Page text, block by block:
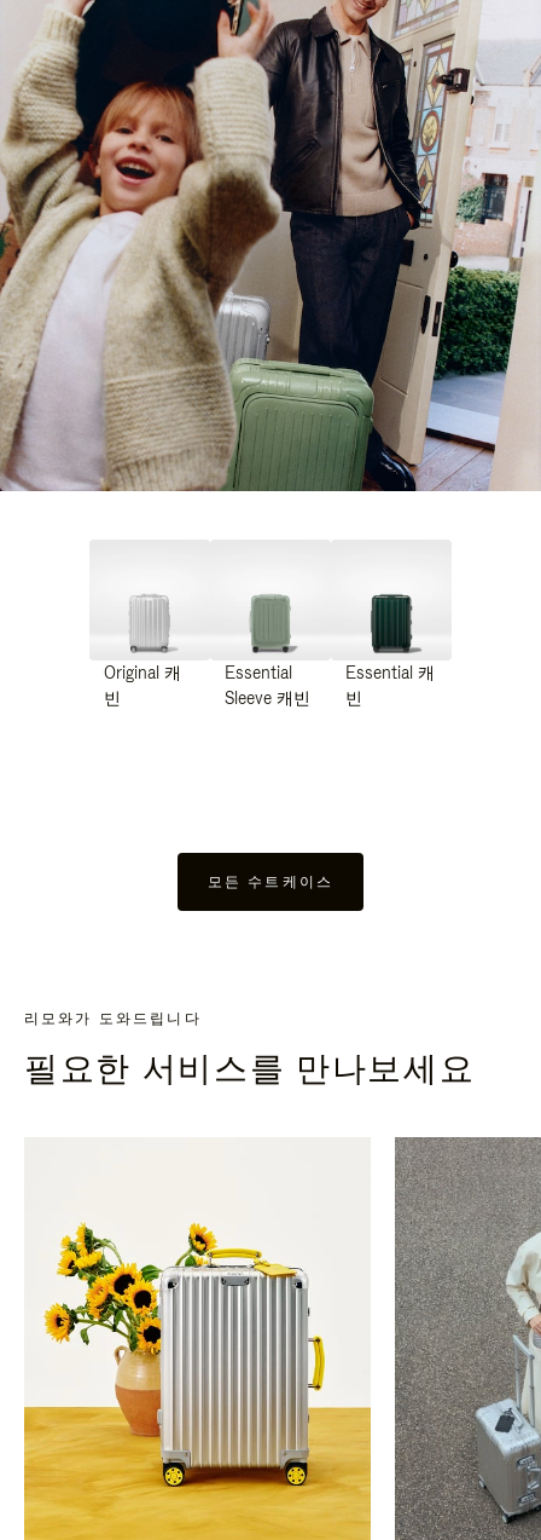
Original 캐
빈
Essential
Sleeve 캐빈
Essential 캐
빈
모든 수트케이스
리모와가 도와드립니다
필요한 서비스를 만나보세요